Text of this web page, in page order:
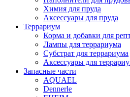
Химия для пруда
Аксессуары для пруда
Террариум
Корма и добавки для
Лампы для террариума
Субстрат для террариума
Аксессуары для
Запасные части
AQUAEL
Dennerle